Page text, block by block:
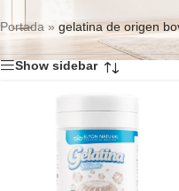
Portada » gelatina de origen
Show sidebar